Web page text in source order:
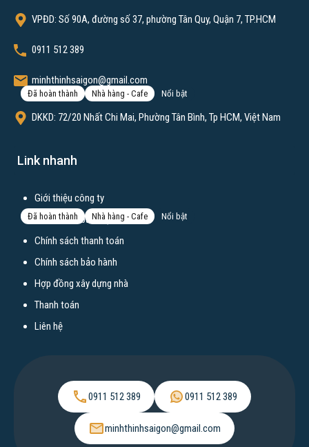
165B Nguyễn Trãi, Quận 5, TP HCM
Xây mới
Đã hoàn thành Nhà hàng - Cafe Nổi bật
Thi công quán Kai Coffee K300 Tân Bình
Xây mới
Đã hoàn thành Nhà hàng - Cafe Nổi bật
Thi công nhà hàng Tukume – Kitchen & Beer pub
627 Lê Văn Lương, Phường Tân Phong, Quận 7, TP HCM
Tiền chế ,Xây mới
VPĐD: Số 90A, đường số 37, phường Tân Quy, Quận 7, TP.HCM
0911 512 389
minhthinhsaigon@gmail.com
DKKD: 72/20 Nhất Chi Mai, Phường Tân Bình, Tp HCM, Việt Nam
Link nhanh
Giới thiệu công ty
Chính sách bảo mật
Chính sách thanh toán
Chính sách bảo hành
Hợp đồng xây dựng nhà
Thanh toán
Liên hệ
0911 512 389 0911 512 389
minhthinhsaigon@gmail.com